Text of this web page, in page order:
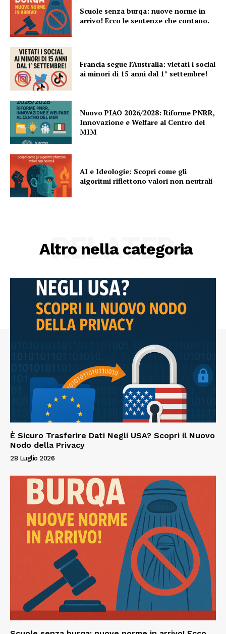
Scuole senza burqa: nuove norme in
arrivo! Ecco le sentenze che contano.
Francia segue l’Australia: vietati i social
ai minori di 15 anni dal 1° settembre!
Nuovo PIAO 2026/2028: Riforme PNRR,
Innovazione e Welfare al Centro del
MIM
AI e Ideologie: Scopri come gli
algoritmi riflettono valori non neutrali
Altro nella categoria
RELATED
È Sicuro Trasferire Dati Negli USA? Scopri il Nuovo
Nodo della Privacy
28 Luglio 2026